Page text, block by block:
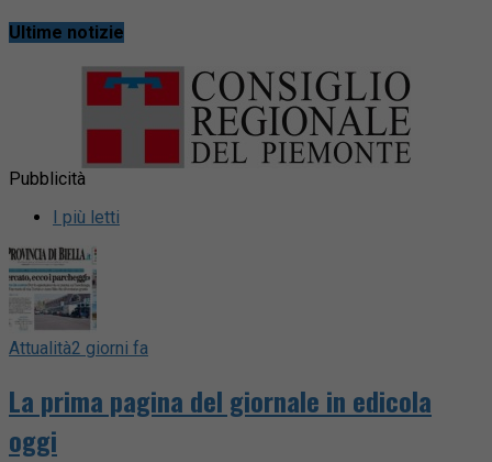
Ultime notizie
Pubblicità
I più letti
Attualità2 giorni fa
La prima pagina del giornale in edicola
oggi